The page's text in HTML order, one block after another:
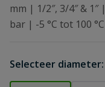
mm | 1/2″, 3/4″ &
bar | -5 °C tot 100 °C
Selecteer diameter: